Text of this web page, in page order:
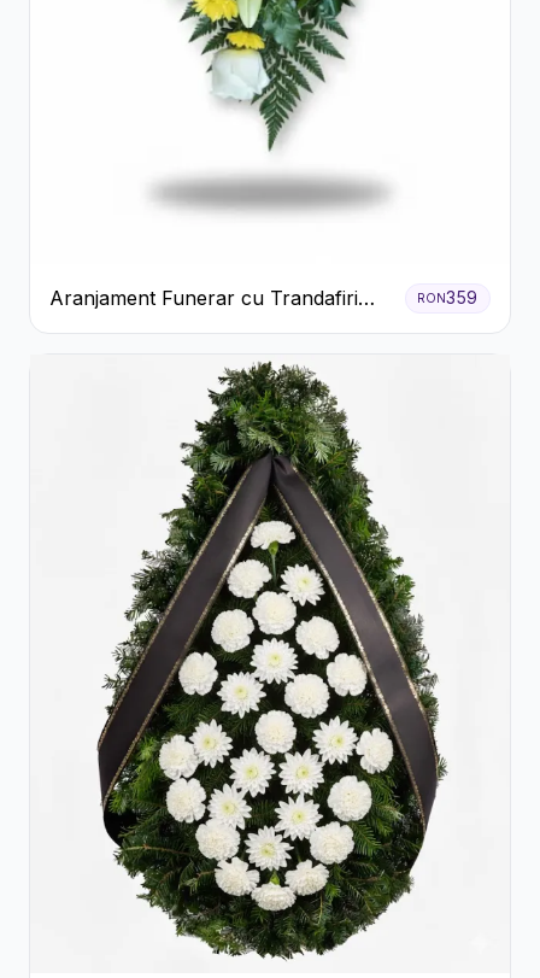
Aranjament Funerar cu Trandafiri
Albi Crizanteme Galbene și Crini
RON359